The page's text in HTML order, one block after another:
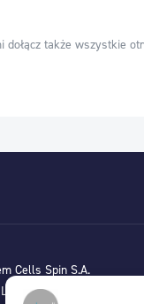
także wszystkie
Cells Spin S.A.
6